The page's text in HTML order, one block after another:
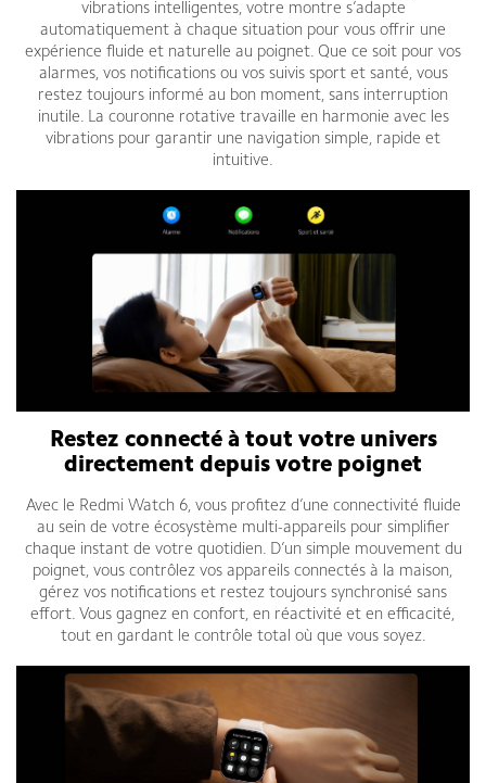
vibrations intelligentes, votre montre s’adapte
automatiquement à chaque situation pour vous offrir une
expérience fluide et naturelle au poignet. Que ce soit pour vos
alarmes, vos notifications ou vos suivis sport et santé, vous
restez toujours informé au bon moment, sans interruption
inutile. La couronne rotative travaille en harmonie avec les
vibrations pour garantir une navigation simple, rapide et
intuitive.
Restez connecté à tout votre univers
directement depuis votre poignet
Avec le Redmi Watch 6, vous profitez d’une connectivité fluide
au sein de votre écosystème multi-appareils pour simplifier
chaque instant de votre quotidien. D’un simple mouvement du
poignet, vous contrôlez vos appareils connectés à la maison,
gérez vos notifications et restez toujours synchronisé sans
effort. Vous gagnez en confort, en réactivité et en efficacité,
tout en gardant le contrôle total où que vous soyez.